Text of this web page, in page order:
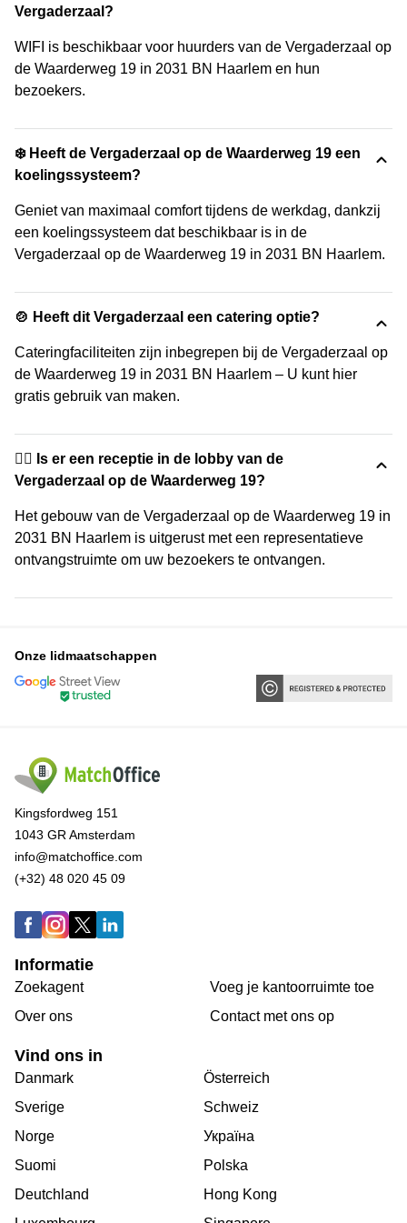
Vergaderzaal?
WIFI is beschikbaar voor huurders van de Vergaderzaal op
de Waarderweg 19 in 2031 BN Haarlem en hun
bezoekers.
❄️ Heeft de Vergaderzaal op de Waarderweg 19 een
koelingssysteem?
Geniet van maximaal comfort tijdens de werkdag, dankzij
een koelingssysteem dat beschikbaar is in de
Vergaderzaal op de Waarderweg 19 in 2031 BN Haarlem.
🍲 Heeft dit Vergaderzaal een catering optie?
Cateringfaciliteiten zijn inbegrepen bij de Vergaderzaal op
de Waarderweg 19 in 2031 BN Haarlem – U kunt hier
gratis gebruik van maken.
🙋‍♀️ Is er een receptie in de lobby van de
Vergaderzaal op de Waarderweg 19?
Het gebouw van de Vergaderzaal op de Waarderweg 19 in
2031 BN Haarlem is uitgerust met een representatieve
ontvangstruimte om uw bezoekers te ontvangen.
Onze lidmaatschappen
Kingsfordweg 151
1043 GR Amsterdam
info@matchoffice.com
(+32) 48 020 45 09
Informatie
Zoekagent
Over ons
Voeg je kantoorruimte toe
Сontact met ons op
Vind ons in
Danmark
Sverige
Norge
Suomi
Deutchland
Österreich
Schweiz
Україна
Polska
Hong Kong